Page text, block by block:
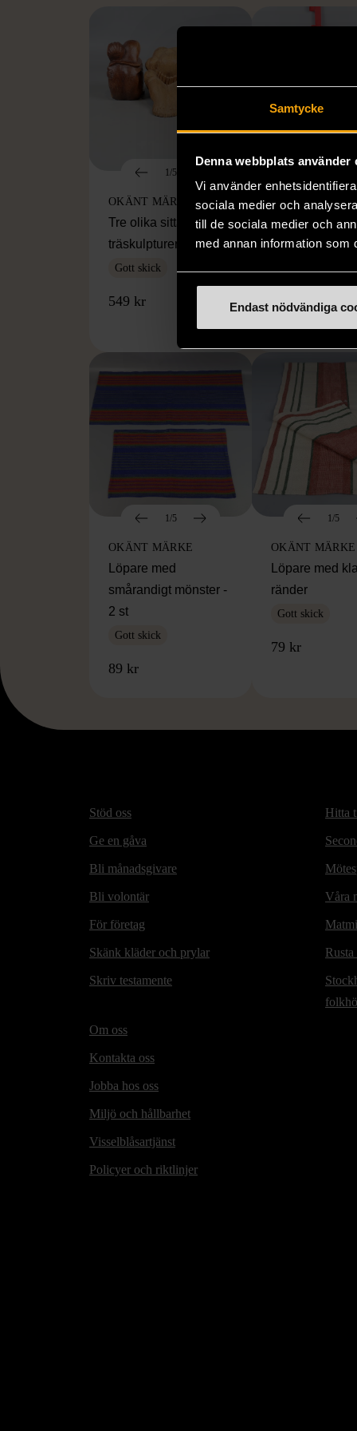
Samtycke
Denna webbplats använder
Vi använder
sociala medier och
till de sociala medier och
med annan information som
Endast nödvändiga
1/5
OKÄNT MÄRKE
Tre olika sittande
träskulpturer
Gott skick
549 kr
OKÄNT MÄRKE
Vit ljuslykta
hängprydnad
Mycket gott skick
1/5
OKÄNT MÄRKE
Löpare med
smårandigt mönster -
2 st
Gott skick
89 kr
1/5
OKÄNT MÄRKE
Löpare med
ränder
Gott skick
79 kr
Stöd oss
Ge en gåva
Bli månadsgivare
Bli volontär
För företag
Skänk kläder och prylar
Skriv testamente
Hitta
Våra
Om oss
Kontakta oss
Jobba hos oss
Miljö och hållbarhet
Visselblåsartjänst
Policyer och riktlinjer